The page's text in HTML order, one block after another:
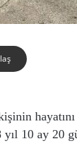
10 ay 20